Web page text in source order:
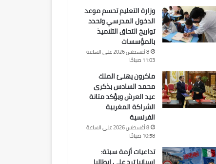
وزارة التعليم تحسم موعد
الدخول المدرسي وتحدد
تواريخ التحاق التلاميذ
بالمؤسسات
8 أغسطس 2026 على الساعة
11:03 صباحًا
ماكرون يهنئ الملك
محمد السادس بذكرى
عيد العرش ويؤكد متانة
الشراكة المغربية
الفرنسية
8 أغسطس 2026 على الساعة
10:58 صباحًا
تداعيات أزمة سبتة: